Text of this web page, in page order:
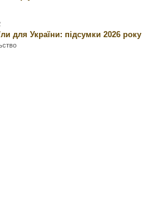
для України: підсумки 2026 року